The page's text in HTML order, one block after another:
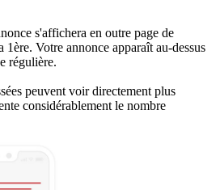
s'affichera en outre page de
1ère. Votre annonce apparaît au-dessus
régulière.
peuvent voir directement plus
considérablement le nombre